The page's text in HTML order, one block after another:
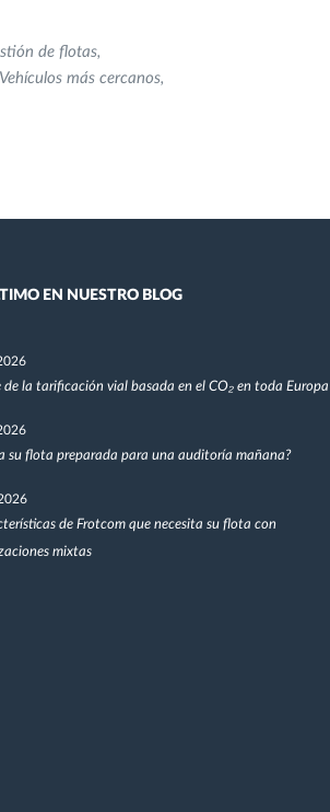
de flotas
Vehículos más cercanos
EN NUESTRO BLOG
de la tarificación vial basada en el CO₂ en toda Europa
su flota preparada para una auditoría mañana?
de Frotcom que necesita su flota con
mixtas